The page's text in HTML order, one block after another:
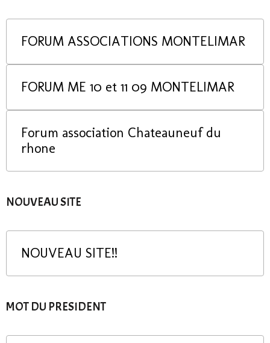
FORUM ASSOCIATIONS MONTELIMAR
FORUM ME 10 et 11 09 MONTELIMAR
Forum association Chateauneuf du
rhone
NOUVEAU SITE
NOUVEAU SITE!!
MOT DU PRESIDENT